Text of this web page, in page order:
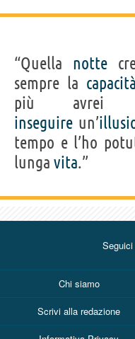
“Quella notte
sempre la capacità
più avrei
inseguire un’
tempo e l’ho
lunga vita.”
Chi siamo
Scrivi alla redazione